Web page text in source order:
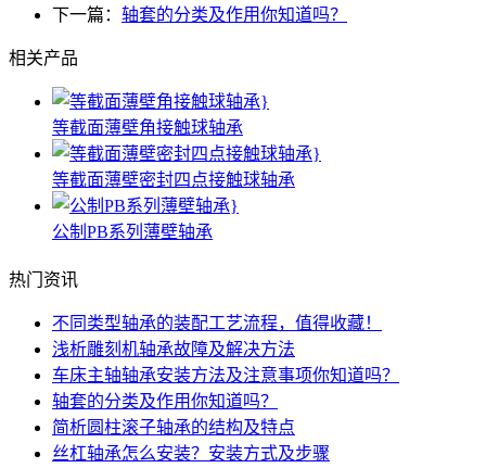
下一篇： 轴套的分类及作用你知道吗？
相关产品
等截面薄壁角接触球轴承
等截面薄壁密封四点接触球轴承
公制PB系列薄壁轴承
热门资讯
不同类型轴承的装配工艺流程，值得收藏！
浅析雕刻机轴承故障及解决方法
车床主轴轴承安装方法及注意事项你知道吗？
轴套的分类及作用你知道吗？
简析圆柱滚子轴承的结构及特点
丝杠轴承怎么安装？安装方式及步骤